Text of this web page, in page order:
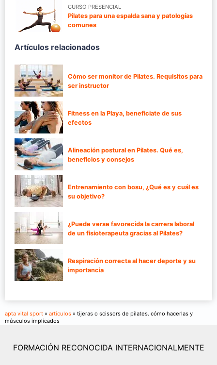
CURSO PRESENCIAL
Pilates para una espalda sana y patologías
comunes
Artículos relacionados
Cómo ser monitor de Pilates. Requisitos para
ser instructor
Fitness en la Playa, beneficiate de sus
efectos
Alineación postural en Pilates. Qué es,
beneficios y consejos
Entrenamiento con bosu, ¿Qué es y cuál es
su objetivo?
¿Puede verse favorecida la carrera laboral
de un fisioterapeuta gracias al Pilates?
Respiración correcta al hacer deporte y su
importancia
apta vital sport » articulos » tijeras o scissors de pilates. cómo hacerlas y
músculos implicados
FORMACIÓN RECONOCIDA INTERNACIONALMENTE